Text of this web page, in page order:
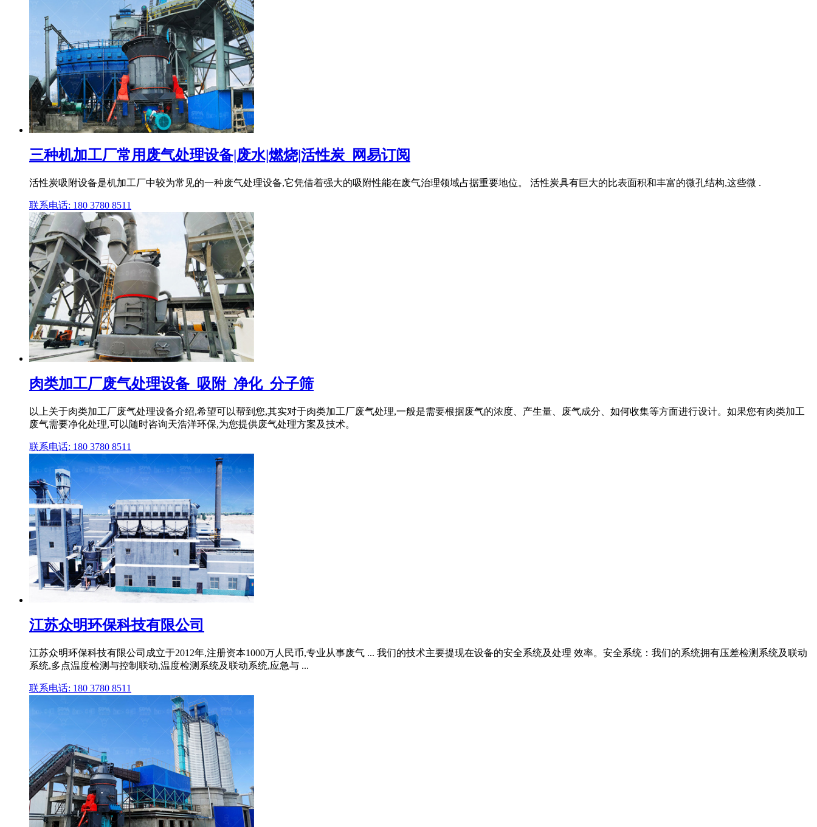
三种机加工厂常用废气处理设备|废水|燃烧|活性炭_网易订阅
活性炭吸附设备是机加工厂中较为常见的一种废气处理设备,它凭借着强大的吸附性能在废气治理领域占据重要地位。 活性炭具有巨大的比表面积和丰富的微孔结构,这些微 .
联系电话: 180 3780 8511
肉类加工厂废气处理设备_吸附_净化_分子筛
以上关于肉类加工厂废气处理设备介绍,希望可以帮到您,其实对于肉类加工厂废气处理,一般是需要根据废气的浓度、产生量、废气成分、如何收集等方面进行设计。如果您有肉类加工
废气需要净化处理,可以随时咨询天浩洋环保,为您提供废气处理方案及技术。
联系电话: 180 3780 8511
江苏众明环保科技有限公司
江苏众明环保科技有限公司成立于2012年,注册资本1000万人民币,专业从事废气 ... 我们的技术主要提现在设备的安全系统及处理 效率。安全系统：我们的系统拥有压差检测系统及联动
系统,多点温度检测与控制联动,温度检测系统及联动系统,应急与 ...
联系电话: 180 3780 8511